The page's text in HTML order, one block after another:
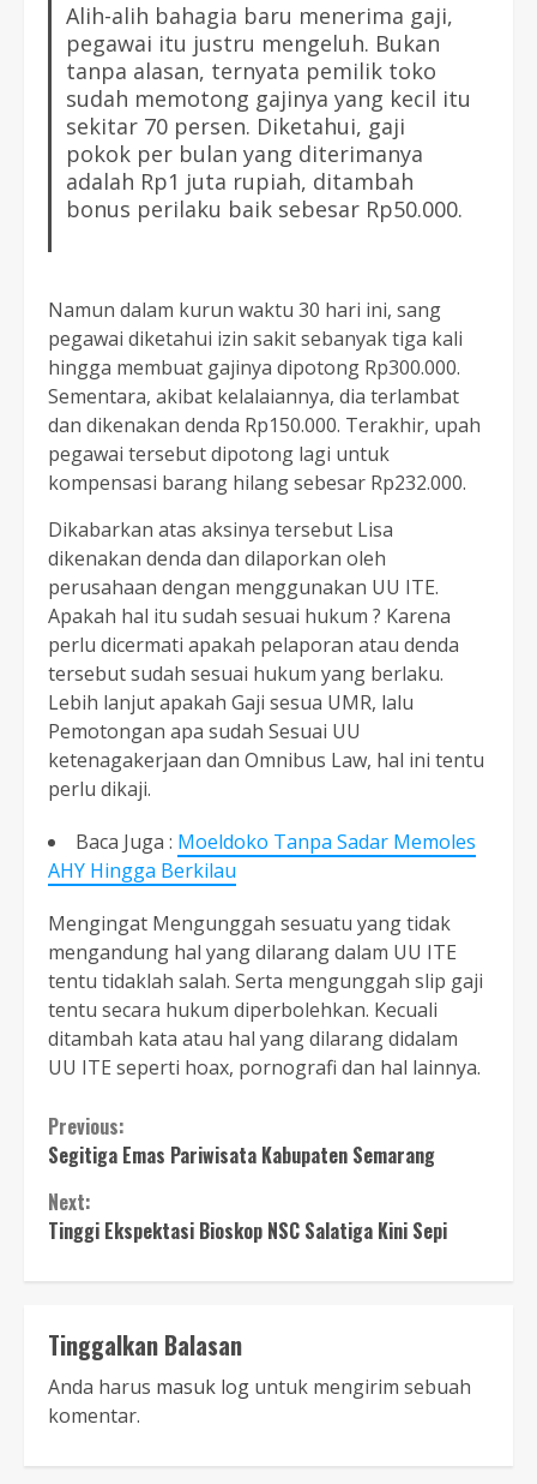
Alih-alih bahagia baru menerima gaji,
pegawai itu justru mengeluh. Bukan
tanpa alasan, ternyata pemilik toko
sudah memotong gajinya yang kecil itu
sekitar 70 persen. Diketahui, gaji
pokok per bulan yang diterimanya
adalah Rp1 juta rupiah, ditambah
bonus perilaku baik sebesar Rp50.000.
Namun dalam kurun waktu 30 hari ini, sang
pegawai diketahui izin sakit sebanyak tiga kali
hingga membuat gajinya dipotong Rp300.000.
Sementara, akibat kelalaiannya, dia terlambat
dan dikenakan denda Rp150.000. Terakhir, upah
pegawai tersebut dipotong lagi untuk
kompensasi barang hilang sebesar Rp232.000.
Dikabarkan atas aksinya tersebut Lisa
dikenakan denda dan dilaporkan oleh
perusahaan dengan menggunakan UU ITE.
Apakah hal itu sudah sesuai hukum ? Karena
perlu dicermati apakah pelaporan atau denda
tersebut sudah sesuai hukum yang berlaku.
Lebih lanjut apakah Gaji sesua UMR, lalu
Pemotongan apa sudah Sesuai UU
ketenagakerjaan dan Omnibus Law, hal ini tentu
perlu dikaji.
Baca Juga : Moeldoko Tanpa Sadar Memoles
AHY Hingga Berkilau
Mengingat Mengunggah sesuatu yang tidak
mengandung hal yang dilarang dalam UU ITE
tentu tidaklah salah. Serta mengunggah slip gaji
tentu secara hukum diperbolehkan. Kecuali
ditambah kata atau hal yang dilarang didalam
UU ITE seperti hoax, pornografi dan hal lainnya.
Continue
Reading
Previous:
Segitiga Emas Pariwisata Kabupaten Semarang
Next:
Tinggi Ekspektasi Bioskop NSC Salatiga Kini Sepi
Tinggalkan Balasan
Anda harus masuk log untuk mengirim sebuah
komentar.